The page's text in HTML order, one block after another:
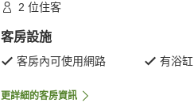
2 位住客
客房設施
客房內可使用網路 有浴缸
更詳細的客房資訊